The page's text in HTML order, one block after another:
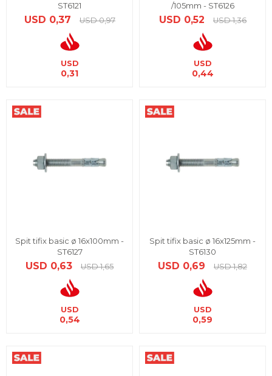
ST6121
USD 0,37 USD 0,97
USD
0,31
/105mm - ST6126
USD 0,52 USD 1,36
USD
0,44
Spit tifix basic ø 16x100mm -
ST6127
USD 0,63 USD 1,65
USD
0,54
Spit tifix basic ø 16x125mm -
ST6130
USD 0,69 USD 1,82
USD
0,59